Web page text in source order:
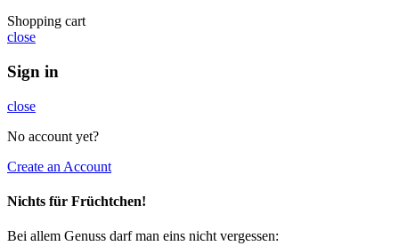
Shopping cart
close
Sign in
close
No account yet?
Create an Account
Nichts für Früchtchen!
Bei allem Genuss darf man eins nicht vergessen: